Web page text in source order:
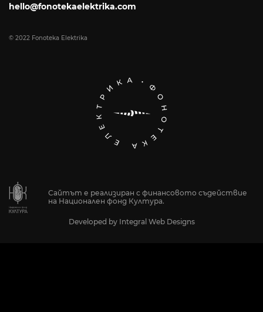
hello@fonotekaelektrika.com
© 2022 Fonoteka Elektrika
Сайтът е реализиран с финансовото съдействие
на Национален фонд Култура.
Developed by Integral Web Designs